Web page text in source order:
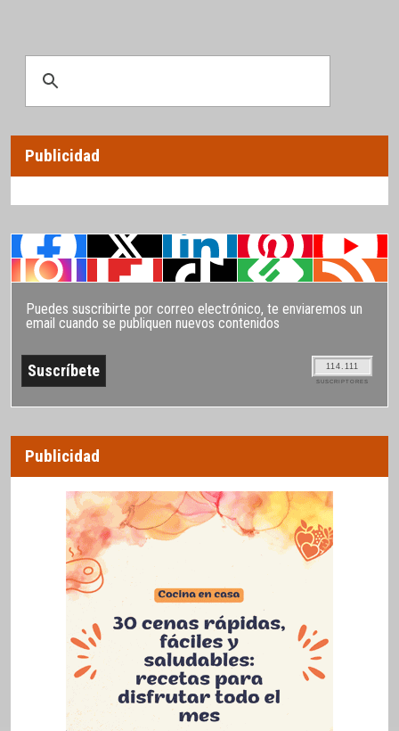
Publicidad
Puedes suscribirte por correo electrónico, te enviaremos un
email cuando se publiquen nuevos contenidos
114.111
SUSCRIPTORES
Publicidad